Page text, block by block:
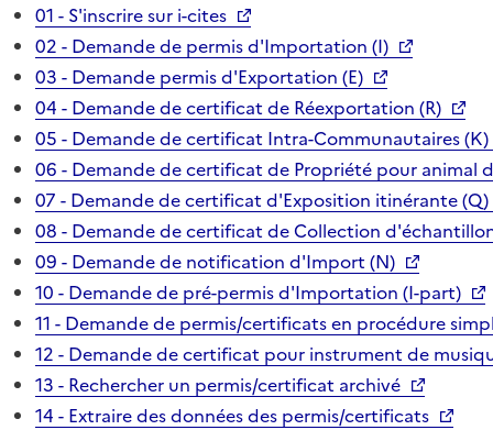
01 - S'inscrire sur i-cites
02 - Demande de permis d'Importation (I)
03 - Demande permis d'Exportation (E)
04 - Demande de certificat de Réexportation (R)
05 - Demande de certificat Intra-Communautaires (K)
06 - Demande de certificat de Propriété pour animal
07 - Demande de certificat d'Exposition itinérante (Q)
08 - Demande de certificat de Collection
09 - Demande de notification d'Import (N)
10 - Demande de pré-permis d'Importation (I-part)
11 - Demande de permis/certificats en procédure
12 - Demande de certificat pour instrument de
13 - Rechercher un permis/certificat archivé
14 - Extraire des données des permis/certificats